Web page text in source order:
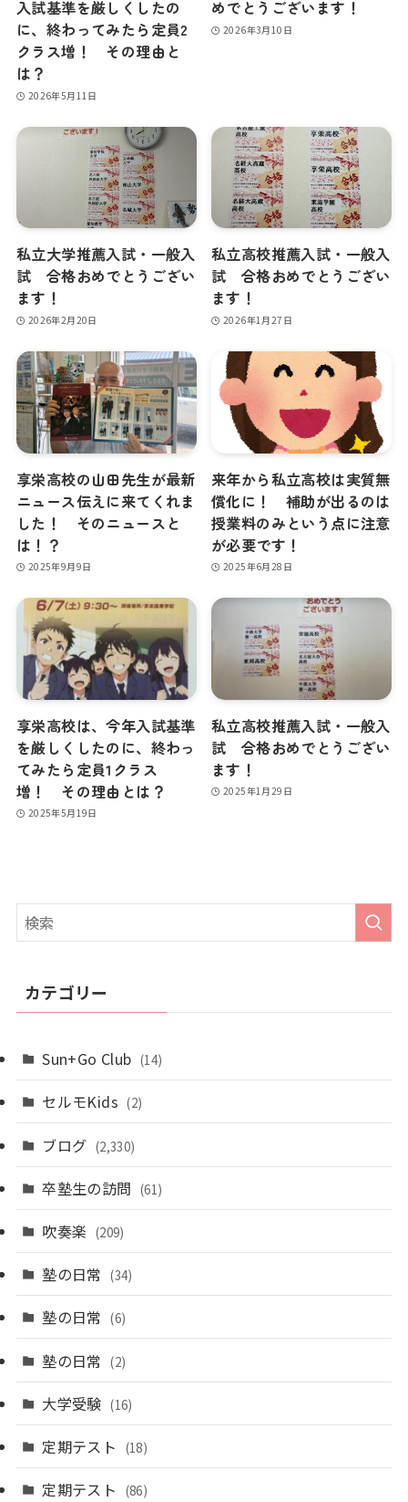
入試基準を厳しくしたの
に、終わってみたら定員2
クラス増！ その理由と
は？
2026年5月11日
めでとうございます！
2026年3月10日
私立大学推薦入試・一般入
試 合格おめでとうござい
ます！
2026年2月20日
私立高校推薦入試・一般入
試 合格おめでとうござい
ます！
2026年1月27日
享栄高校の山田先生が最新
ニュース伝えに来てくれま
した！ そのニュースと
は！？
2025年9月9日
来年から私立高校は実質無
償化に！ 補助が出るのは
授業料のみという点に注意
が必要です！
2025年6月28日
享栄高校は、今年入試基準
を厳しくしたのに、終わっ
てみたら定員1クラス
増！ その理由とは？
2025年5月19日
私立高校推薦入試・一般入
試 合格おめでとうござい
ます！
2025年1月29日
カテゴリー
Sun+Go Club (14)
セルモKids (2)
ブログ (2,330)
卒塾生の訪問 (61)
吹奏楽 (209)
塾の日常 (34)
塾の日常 (6)
塾の日常 (2)
大学受験 (16)
定期テスト (18)
定期テスト (86)